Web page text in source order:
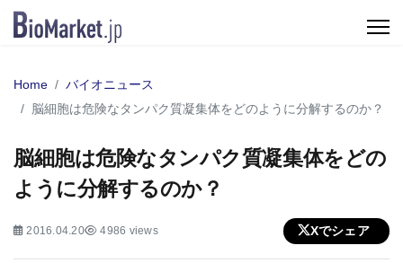
Home
バイオニュース
脳細胞は危険なタンパク質凝集体をどのように分解するのか？
脳細胞は危険なタンパク質凝集体をどの
ように分解するのか？
2016.04.20 4986 views Xでシェア